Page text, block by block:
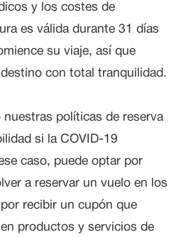
y los costes de
es válida durante 31 días
su viaje, así que
con total tranquilidad.
nuestras políticas de reserva
si la COVID-19
caso, puede optar por
a reservar un vuelo en los
recibir un cupón que
productos y servicios de